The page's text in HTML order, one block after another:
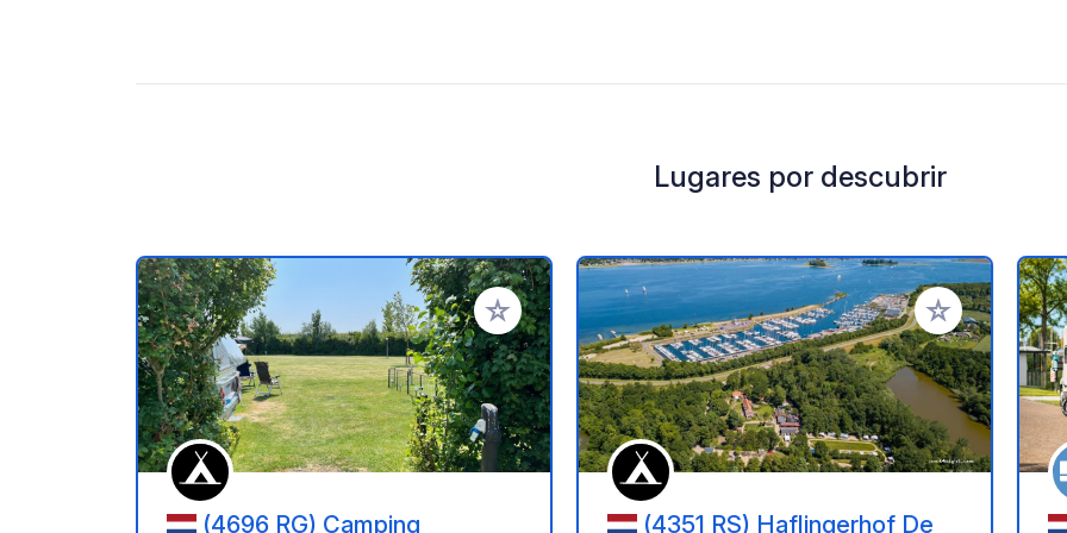
Lugares por descubrir
Añadir a tus favoritos
(4696 RG) Camping
Añadir a tus
(4351 RS) Haflingerhof De